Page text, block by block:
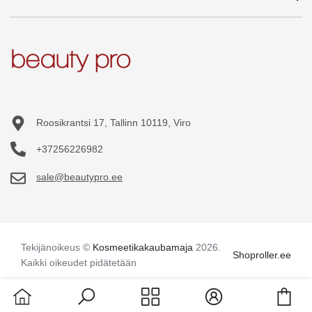
Tilausehdot
Sivukartta
Tilaushistoria
Toivelista
Roosikrantsi 17, Tallinn 10119, Viro
+37256226982
sale@beautypro.ee
Tekijänoikeus © Kosmeetikakaubamaja 2026.
Kaikki oikeudet pidätetään
Shoproller.ee